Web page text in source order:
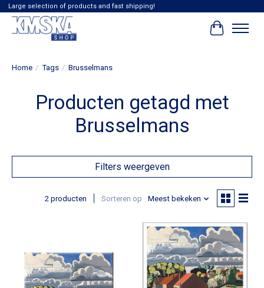
Large selection of products and fast shipping!
Home / Tags / Brusselmans
Producten getagd met
Brusselmans
Filters weergeven
2 producten Sorteren op Meest bekeken